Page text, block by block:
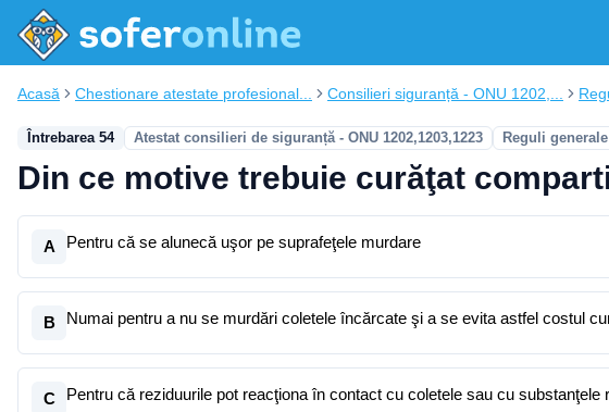
Acasă Chestionare atestate profesional... Consilieri siguranță - ONU 1202,...
Întrebarea 54 Atestat consilieri de siguranță - ONU 1202,1203,1223 Reguli generale
Din ce motive trebuie curăţat
A Pentru că se alunecă uşor pe suprafeţele murdare
B Numai pentru a nu se murdări coletele încărcate şi a se evita astfel costul
C Pentru că reziduurile pot reacţiona în contact cu coletele sau cu